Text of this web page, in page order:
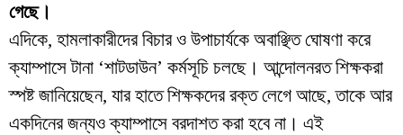
গেছে।
​এদিকে, হামলাকারীদের বিচার ও উপাচার্যকে অবাঞ্ছিত ঘোষণা করে
ক্যাম্পাসে টানা ‘শাটডাউন’ কর্মসূচি চলছে। আন্দোলনরত শিক্ষকরা
স্পষ্ট জানিয়েছেন, যার হাতে শিক্ষকদের রক্ত লেগে আছে, তাকে আর
একদিনের জন্যও ক্যাম্পাসে বরদাশত করা হবে না। এই